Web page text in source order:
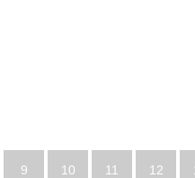
9 10 11 12